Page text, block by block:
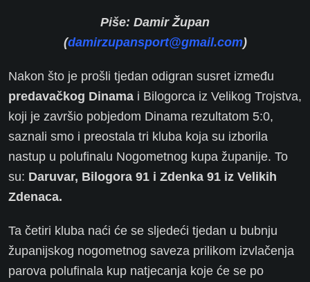
Piše: Damir Župan
(damirzupansport@gmail.com)
Nakon što je prošli tjedan odigran susret između
predavačkog Dinama i Bilogorca iz Velikog Trojstva,
koji je završio pobjedom Dinama rezultatom 5:0,
saznali smo i preostala tri kluba koja su izborila
nastup u polufinalu Nogometnog kupa županije. To
su: Daruvar, Bilogora 91 i Zdenka 91 iz Velikih
Zdenaca.
Ta četiri kluba naći će se sljedeći tjedan u bubnju
županijskog nogometnog saveza prilikom izvlačenja
parova polufinala kup natjecanja koje će se po